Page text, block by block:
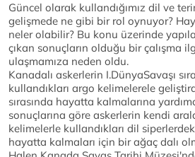
Güncel olarak kullandığımız dil ve
gelişmede ne gibi bir rol oynuyor?
neler olabilir? Bu konu üzerinde
çıkan sonuçların olduğu bir çalışma
ulaşmamıza neden oldu.
Kanadalı askerlerin I.DünyaSavaşı
kullandıkları argo kelimelerele
sırasında hayatta kalmalarına
sonuçlarına göre askerlerin kendi
kelimelerle kullandıkları dil
hayatta kalmaları için bir ağaç dalı